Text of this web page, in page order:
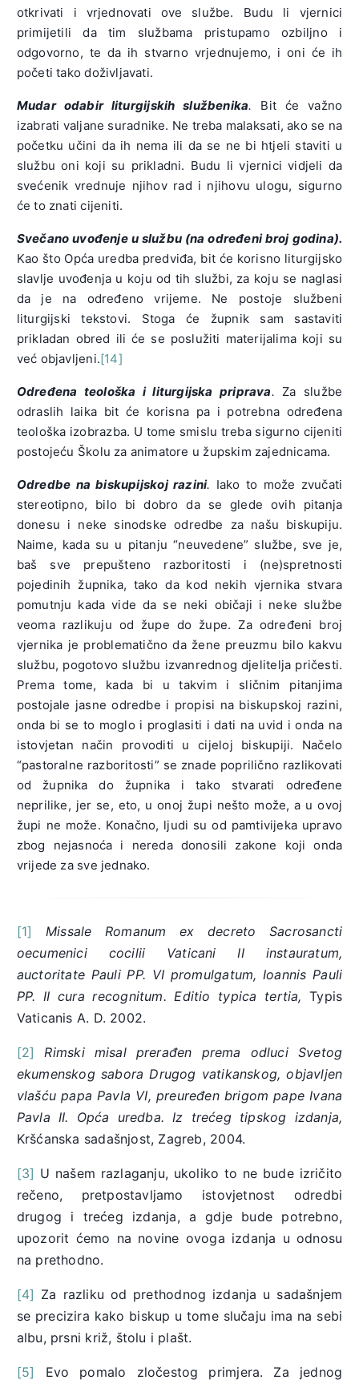
otkrivati i vrjednovati ove službe. Budu li vjernici
primijetili da tim službama pristupamo ozbiljno i
odgovorno, te da ih stvarno vrjednujemo, i oni će ih
početi tako doživljavati.
Mudar odabir liturgijskih službenika. Bit će važno
izabrati valjane suradnike. Ne treba malaksati, ako se na
početku učini da ih nema ili da se ne bi htjeli staviti u
službu oni koji su prikladni. Budu li vjernici vidjeli da
svećenik vrednuje njihov rad i njihovu ulogu, sigurno
će to znati cijeniti.
Svečano uvođenje u službu (na određeni broj godina).
Kao što Opća uredba predviđa, bit će korisno liturgijsko
slavlje uvođenja u koju od tih službi, za koju se naglasi
da je na određeno vrijeme. Ne postoje službeni
liturgijski tekstovi. Stoga će župnik sam sastaviti
prikladan obred ili će se poslužiti materijalima koji su
već objavljeni.[14]
Određena teološka i liturgijska priprava. Za službe
odraslih laika bit će korisna pa i potrebna određena
teološka izobrazba. U tome smislu treba sigurno cijeniti
postojeću Školu za animatore u župskim zajednicama.
Odredbe na biskupijskoj razini. Iako to može zvučati
stereotipno, bilo bi dobro da se glede ovih pitanja
donesu i neke sinodske odredbe za našu biskupiju.
Naime, kada su u pitanju “neuvedene” službe, sve je,
baš sve prepušteno razboritosti i (ne)spretnosti
pojedinih župnika, tako da kod nekih vjernika stvara
pomutnju kada vide da se neki običaji i neke službe
veoma razlikuju od župe do župe. Za određeni broj
vjernika je problematično da žene preuzmu bilo kakvu
službu, pogotovo službu izvanrednog djelitelja pričesti.
Prema tome, kada bi u takvim i sličnim pitanjima
postojale jasne odredbe i propisi na biskupskoj razini,
onda bi se to moglo i proglasiti i dati na uvid i onda na
istovjetan način provoditi u cijeloj biskupiji. Načelo
“pastoralne razboritosti” se znade poprilično razlikovati
od župnika do župnika i tako stvarati određene
neprilike, jer se, eto, u onoj župi nešto može, a u ovoj
župi ne može. Konačno, ljudi su od pamtivijeka upravo
zbog nejasnoća i nereda donosili zakone koji onda
vrijede za sve jednako.
[1]
Missale Romanum ex decreto Sacrosancti
oecumenici cocilii Vaticani II instauratum,
auctoritate Pauli PP. VI promulgatum, Ioannis Pauli
PP. II cura recognitum. Editio typica tertia, Typis
Vaticanis A. D. 2002.
[2]
Rimski misal prerađen prema odluci Svetog
ekumenskog sabora Drugog vatikanskog, objavljen
vlašću papa Pavla VI, preuređen brigom pape Ivana
Pavla II. Opća uredba. Iz trećeg tipskog izdanja,
Kršćanska sadašnjost, Zagreb, 2004.
[3] U našem razlaganju, ukoliko to ne bude izričito
rečeno, pretpostavljamo istovjetnost odredbi
drugog i trećeg izdanja, a gdje bude potrebno,
upozorit ćemo na novine ovoga izdanja u odnosu
na prethodno.
[4] Za razliku od prethodnog izdanja u sadašnjem
se precizira kako biskup u tome slučaju ima na sebi
albu, prsni križ, štolu i plašt.
[5]
Evo pomalo zločestog primjera. Za jednog